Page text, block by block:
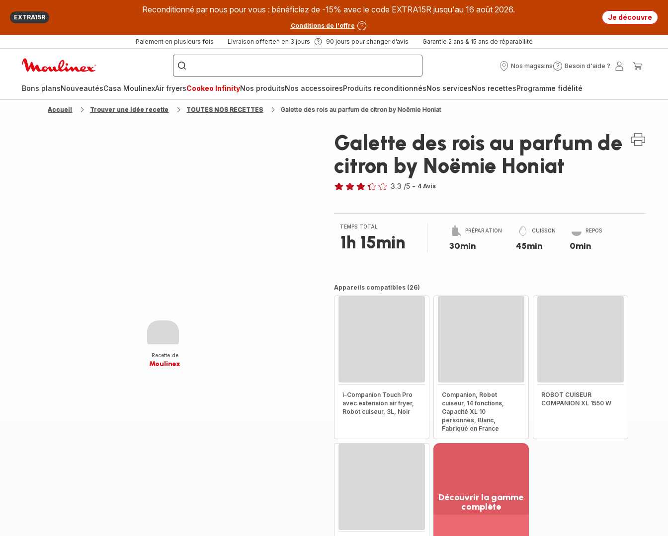
EXTRA15R
Reconditionné par nous pour vous : bénéficiez de -15% avec le code EXTRA15R jusqu'au 16 août 2026.
Conditions de l'offre
Je découvre
Paiement en plusieurs fois Livraison offerte* en 3 jours 90 jours pour changer d’avis Garantie 2 ans & 15 ans de réparabilité
["Que
recherchez-
vous
?",
fryer",
"Companion"]
Nos magasins
Nos
Besoin d'aide ?
Besoin
?
Mon
Bons plansNouveautésCasa MoulinexAir fryersCookeo InfinityNos produitsNos accessoiresProduits reconditionnésNos servicesNos recettesProgramme fidélité
Accueil Trouver une idée recette TOUTES NOS RECETTES Galette des rois au parfum de citron by Noëmie Honiat
Recette de
Moulinex
Galette des rois au parfum de
citron by Noëmie Honiat
3.3 /5 - 4 Avis
TEMPS TOTAL
1h 15min
PRÉPARATION
30min
CUISSON
45min
REPOS
0min
Appareils compatibles (26)
i-Companion Touch Pro
avec extension air fryer,
Robot cuiseur, 3L, Noir
Companion, Robot
cuiseur, 14 fonctions,
Capacité XL 10
personnes, Blanc,
Fabriqué en France
ROBOT CUISEUR
COMPANION XL 1550 W
Découvrir la gamme
complète